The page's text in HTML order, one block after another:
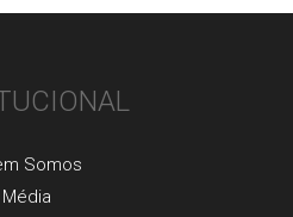
Somos
Média